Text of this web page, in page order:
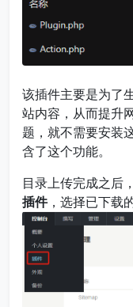
该插件主要是为了
站内容，从而提升
题，就不需要安装
含了这个功能。
目录上传完成之后
插件，选择已下载